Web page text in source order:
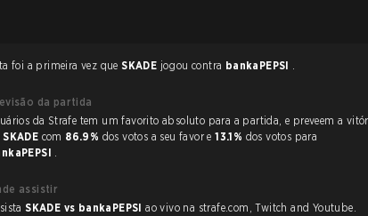
foi a primeira vez queSKADE jogou contra bankaPEPSI .
da partida
Strafe tem um favorito absoluto para a partida, e preveem a vitória
SKADE com 86.9% dos votos a seu favor e13.1% dos votos para
.
assistir
SKADE vs bankaPEPSIao vivo na strafe.com, Twitch and Youtube.